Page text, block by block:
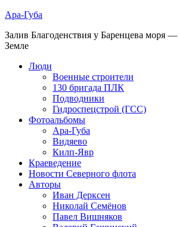
Ара-Губа
Залив Благоденствия у Баренцева моря
Земле
Люди
Военные строители
130 бригада ПЛК
Подводники
Гидроспецстрой (ГСС)
Фотоальбомы
Ара-Губа
Видяево
Килп-Явр
Краеведение
Новости Северного флота
Авторы
Иван Дерксен
Николай Семёнов
Павел Вишняков